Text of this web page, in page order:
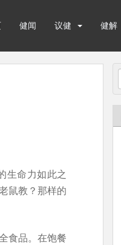
健闻 议健 健解
生命力如此之
鼠教？那样的
食品。在饱餐